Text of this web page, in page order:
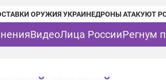
ОРУЖИЯ УКРАИНЕДРОНЫ АТАКУЮТ
ВидеоЛица РоссииРегнум